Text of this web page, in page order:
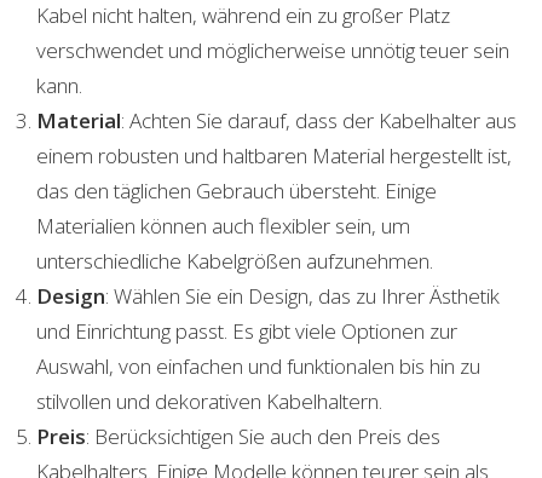
Kabel nicht halten, während ein zu großer Platz
verschwendet und möglicherweise unnötig teuer sein
kann.
Material: Achten Sie darauf, dass der Kabelhalter aus
einem robusten und haltbaren Material hergestellt ist,
das den täglichen Gebrauch übersteht. Einige
Materialien können auch flexibler sein, um
unterschiedliche Kabelgrößen aufzunehmen.
Design: Wählen Sie ein Design, das zu Ihrer Ästhetik
und Einrichtung passt. Es gibt viele Optionen zur
Auswahl, von einfachen und funktionalen bis hin zu
stilvollen und dekorativen Kabelhaltern.
Preis: Berücksichtigen Sie auch den Preis des
Kabelhalters. Einige Modelle können teurer sein als